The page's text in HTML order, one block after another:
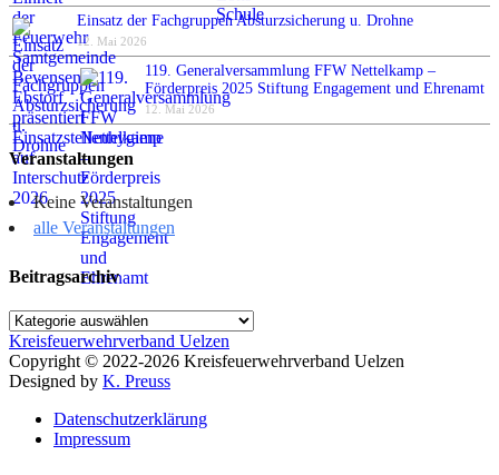
Einsatz der Fachgruppen Absturzsicherung u. Drohne
12. Mai 2026
119. Generalversammlung FFW Nettelkamp –
Förderpreis 2025 Stiftung Engagement und Ehrenamt
12. Mai 2026
Veranstaltungen
Keine Veranstaltungen
alle Veranstaltungen
Beitragsarchiv
Beitragsarchiv
Kreisfeuerwehrverband Uelzen
Copyright © 2022-2026 Kreisfeuerwehrverband Uelzen
Designed by K. Preuss
Datenschutzerklärung
Impressum